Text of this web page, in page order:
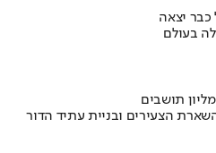
כבר יצאה
בעולם
הצעירים ובניית עתיד הדור